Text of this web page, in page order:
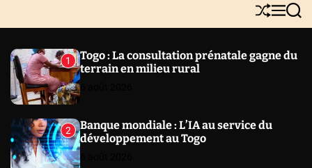
W
S
S
h
l
M
e
S
e
r
c
1
Togo : La consultation prénatale gagne du
terrain en milieu rural
2
Banque mondiale : L’IA au service du
développement au Togo